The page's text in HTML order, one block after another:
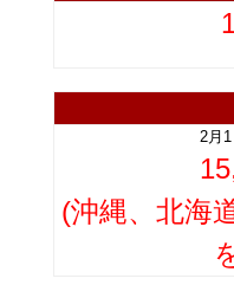
2月
(沖縄、北海